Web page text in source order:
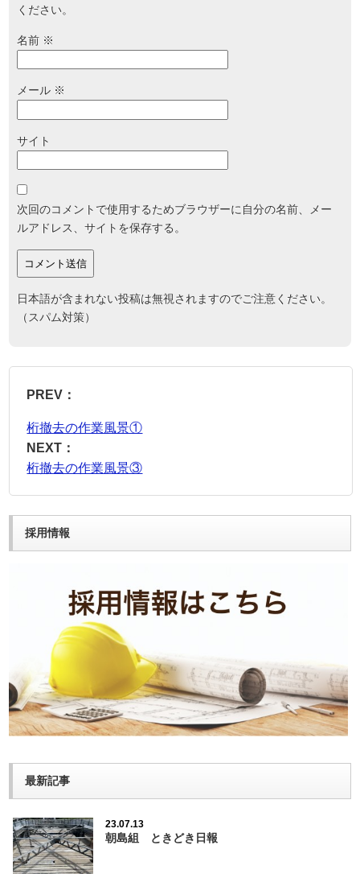
ください。
名前 ※
メール ※
サイト
次回のコメントで使用するためブラウザーに自分の名前、メー
ルアドレス、サイトを保存する。
日本語が含まれない投稿は無視されますのでご注意ください。
（スパム対策）
PREV：
桁撤去の作業風景①
NEXT：
桁撤去の作業風景③
採用情報
最新記事
23.07.13
朝島組 ときどき日報